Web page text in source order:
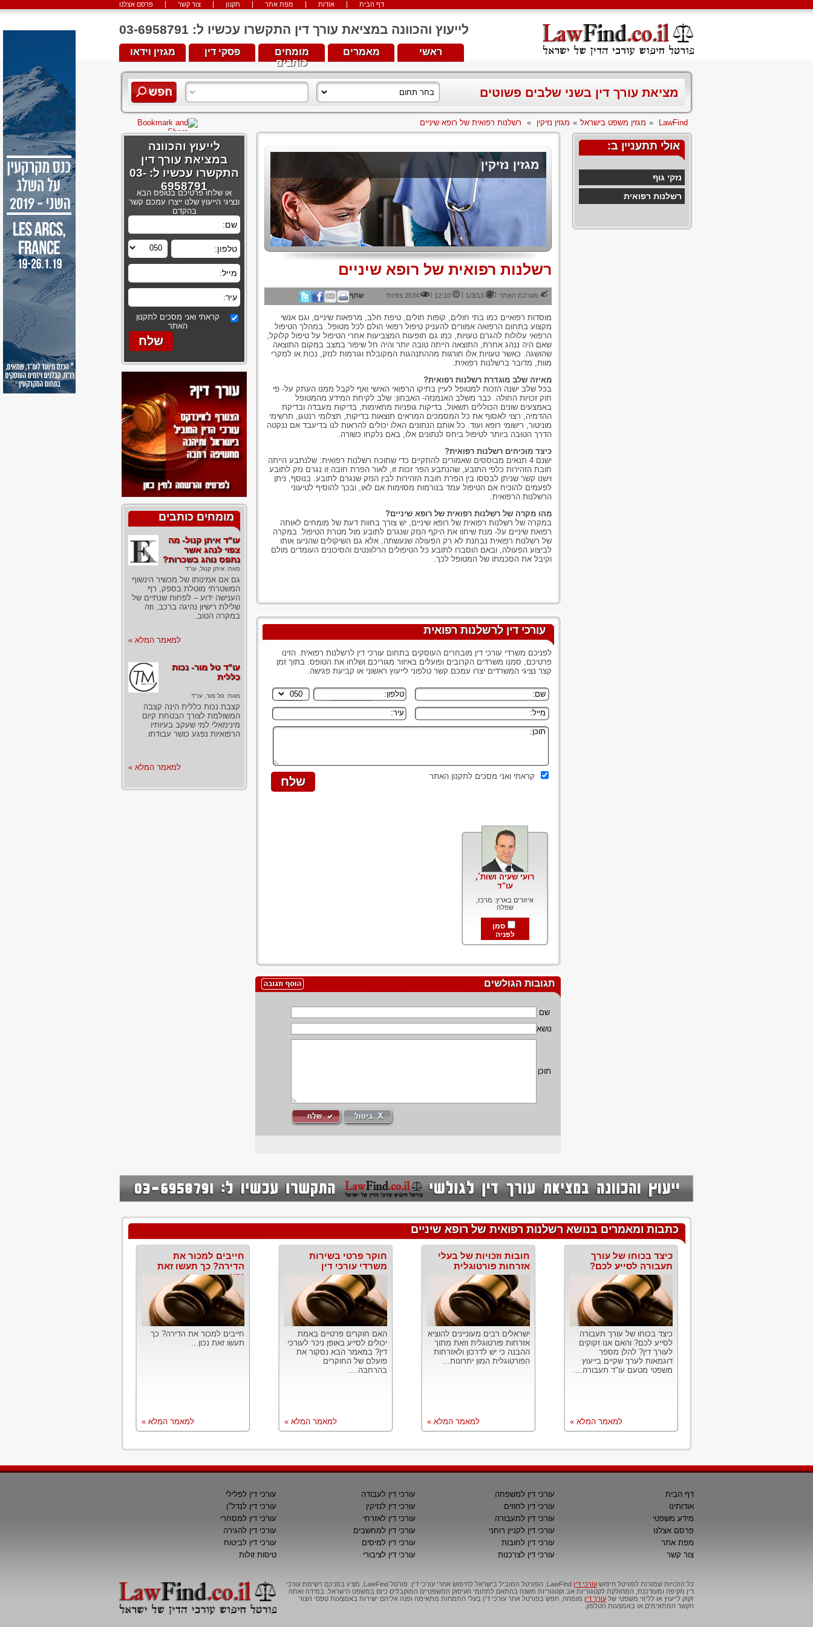
פרסם אצלנו צור קשר תקנון מפת אתר אודות דף הבית
לייעוץ והכוונה במציאת עורך דין התקשרו עכשיו ל: 03-6958791
מגזין וידאו פסקי דין
מומחים
כותבים
מאמרים ראשי
מציאת עורך דין בשני שלבים פשוטים
LawFind
» מגזין משפט בישראל » מגזין נזיקין » רשלנות רפואית של רופא שיניים
אולי תתעניין ב:
נזקי גוף
רשלנות רפואית
מגזין נזיקין
רשלנות רפואית של רופא שיניים
מערכת האתר |
1/3/13
|
12:10
| 2534 צפיות שתף
מוסדות רפואיים כמו בתי חולים, קופות חולים, טיפת חלב, מרפאות שיניים, וגם אנשי
מקצוע בתחום הרפואה אמורים להעניק טיפול רפואי הולם לכל מטופל. במהלך הטיפול
הרפואי עלולות להגרם טעויות, כמו גם תופעות המצביעות אחרי הטיפול על טיפול קלוקל,
שאם היה ננהג אחרת, התוצאה הייתה טובה יותר והיה חל שיפור במצב במקום התוצאה
שהושגה. כאשר טעויות אלו חורגות מההתנהגות המקובלת וגורמות לנזק, נכות או למקרי
מוות, מדובר ברשלנות רפואית.
מאיזה שלב מוגדרת רשלנות רפואית?
בכל שלב ישנה הזכות למטופל לעיין בתיקו הרפואי האישי ואף לקבל ממנו העתק על- פי
חוק זכויות החולה. כבר משלב האנמנזה- האבחון: שלב לקיחת המידע מהמטופל
באמצעים שונים הכוללים תשאול, בדיקות גופניות מתאימות, בדיקות מעבדה ובדיקת
ההדמיה, רצוי לאסוף את כל המסמכים המראים תוצאות בדיקות, תצלומי רנטגן, תרשימי
מוניטור, רישומי רופא ועוד. כל אותם הנתונים האלו יכולים להראות לנו בדיעבד אם ננקטה
הדרך הטובה ביותר לטיפול ביחס לנתונים אלו, באם נלקחו כשורה.
כיצד מוכיחים רשלנות רפואית?
ישנם 4 תנאים מבוססים שאמורים להתקיים כדי שתוכח רשלנות רפואית: שלנתבע הייתה
חובת הזהירות כלפי התובע, שהנתבע הפר זכות זו, לאור הפרת חובה זו נגרם נזק לתובע
וישנו קשר שניתן לבססו בין הפרת חובת הזהירות לבין הנזק שנגרם לתובע. בנוסף, ניתן
לפעמים להוכיח אם הטיפול עמד בנורמות מסוימות אם לאו, ובכך להוסיף לטיעוני
הרשלנות הרפואית.
מהו מקרה של רשלנות רפואית של רופא שיניים?
במקרה של רשלנות רפואית של רופא שיניים, יש צורך בחוות דעת של מומחים לאותה
רפואת שיניים על- מנת שיחוו את היקף הנזק שנגרם לתובע מול מטרת הטיפול. במקרה
של רשלנות רפואית נבחנת לא רק הפעולה שנעשתה, אלא גם השיקולים שהניעו אותו
לביצוע הפעולה, ובאם הוסברו לתובע כל הטיפולים הרלוונטים והסיכונים העומדים מולם
וקיבל את הסכמתו של המטופל לכך.
עורכי דין לרשלנות רפואית
לפניכם משרדי עורכי דין מובחרים העוסקים בתחום עורכי דין לרשלנות רפואית. הזינו
פרטיכם, סמנו משרדים הקרובים ופועלים באיזור מגוריכם ושלחו את הטופס. בתוך זמן
קצר נציגי המשרדים יצרו עמכם קשר טלפוני לייעוץ ראשוני או קביעת פגישה.
קראתי ואני מסכים לתקנון האתר
רועי שעיה ושות´,
עו"ד
איזורים בארץ: מרכז,
שפלה
סמן
לפניה
תגובות הגולשים
שם
נושא
תוכן
לייעוץ והכוונה
במציאת עורך דין
התקשרו עכשיו ל: 03-
6958791
או שלחו פרטיכם בטופס הבא
ונציגי הייעוץ שלנו ייצרו עמכם קשר
בהקדם
קראתי ואני מסכים לתקנון
האתר
מומחים כותבים
עו"ד איתן קנול- מה
צפוי לנהג אשר
נתפס נוהג בשכרות?
מאת: איתן קנול, עו"ד
גם אם אמינותו של מכשיר הינשוף
המשטרתי מוטלת בספק, רף
הענישה ידוע – לפחות שנתיים של
שלילת רישיון נהיגה ברכב, וזה
במקרה הטוב.
למאמר המלא »
עו"ד טל מור- נכות
כללית
מאת: טל מור, עו"ד
קצבת נכות כללית הינה קצבה
המשולמת לצורך הבטחת קיום
מינימאלי למי שעקב בעיותיו
הרפואיות נפגע כושר עבודתו.
למאמר המלא »
כתבות ומאמרים בנושא רשלנות רפואית של רופא שיניים
כיצד בכוחו של עורך
תעבורה לסייע לכם?
כיצד בכוחו של עורך תעבורה
לסייע לכם? והאם אנו זקוקים
לעורך דין? להלן מספר
דוגמאות לערך שקיים בייעוץ
משפטי מטעם עו"ד תעבורה....
למאמר המלא »
חובות וזכויות של בעלי
אזרחות פורטוגלית
ישראלים רבים מעוניינים להוציא
אזרחות פורטוגלית וזאת מתוך
ההבנה כי יש לדרכון ולאזרחות
הפורטוגלית המון יתרונות...
למאמר המלא »
חוקר פרטי בשירות
משרדי עורכי דין
האם חוקרים פרטיים באמת
יכולים לסייע באופן ניכר לעורכי
דין? במאמר הבא נסקור את
פועלם של החוקרים
בהרחבה....
למאמר המלא »
חייבים למכור את
הדירה? כך תעשו זאת
נכון
חייבים למכור את הדירה? כך
תעשו זאת נכון...
למאמר המלא »
דף הבית
אודותינו
מידע משפטי
פרסם אצלנו
מפת אתר
צור קשר
עורכי דין למשפחה
עורכי דין לחוזים
עורכי דין לתעבורה
עורכי דין לקניין רוחני
עורכי דין לחובות
עורכי דין לצרכנות
עורכי דין לעבודה
עורכי דין לנזיקין
עורכי דין לאזרחי
עורכי דין למחשבים
עורכי דין למיסים
עורכי דין לציבורי
עורכי דין לפלילי
עורכי דין לנדל"ן
עורכי דין למסחרי
עורכי דין להגירה
עורכי דין לביטוח
טיסות זולות
כל הזכויות שמורות לפורטל חיפוש עורכי דין
LawFind, הפורטל המוביל בישראל לחיפוש אחרי עורכי דין. פורטל LawFind, מציג בפניכם רשימת עורכי
דין מקיפה ומעודכנת, המחולקת לקטגוריות אב וקטגוריות משנה בהתאם לתחומי העיסוק המשפטיים המוקבלים כיום במשפט הישראל. במידה ואתה
זקוק לייעוץ או לליווי משפטי של עורך דין מומחה, חפש בפורטל אחר עורכי דין בעלי התמחות מתאימה ופנה אליהם ישירות באמצעות טפסי הצור
הקשר המתאימים או באמצעות הטלפון.